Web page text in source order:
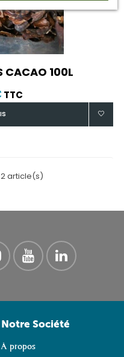
CACAO 100L
TTC
article(s)
Notre Société
À propos